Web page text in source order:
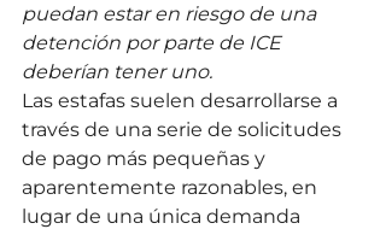
puedan estar en riesgo de una
detención por parte de ICE
deberían tener uno.
Las estafas suelen desarrollarse a
través de una serie de solicitudes
de pago más pequeñas y
aparentemente razonables, en
lugar de una única demanda